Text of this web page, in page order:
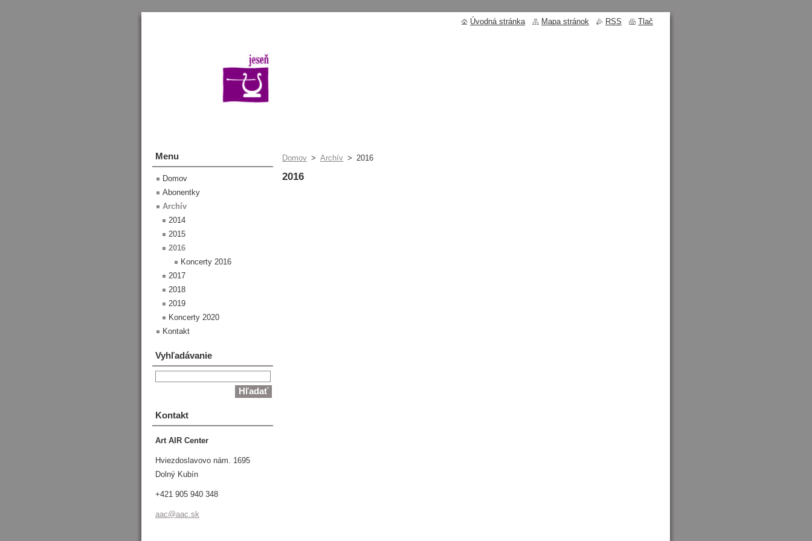
Domov > Archív > 2016
2016
Menu
Domov
Abonentky
Archív
2014
2015
2016
Koncerty 2016
2017
2018
2019
Koncerty 2020
Kontakt
Vyhľadávanie
Kontakt
Art AIR Center
Hviezdoslavovo nám. 1695
Dolný Kubín
+421 905 940 348
aac@aac.sk
Úvodná stránka Mapa stránok RSS Tlač